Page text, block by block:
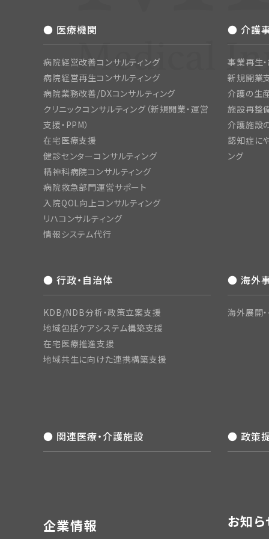
● 医療機関
病院経営改善コンサルティング
病院経営再生コンサルティング
病院業務改善/DXコンサルティング
クリニックコンサルティング（新規開業・運営
支援・PPM）
在宅医療支援
健診センターコンサルティング
精神科病院コンサルティング
病院救急部門運営サポート
入院QOL向上コンサルティング
リハコンサルティング
情報システム代行
● 介護
事業再生
新規開業
介護の生
施設再整
介護施設
認知症に
ング
● 行政・自治体
KDB/NDB分析・政策立案支援
地域包括ケアシステム構築支援
在宅医療推進支援
地域共生に向けた連携構築支援
● 海外
海外展開
● 関連医療・介護施設 ● 政策
企業情報 お知ら